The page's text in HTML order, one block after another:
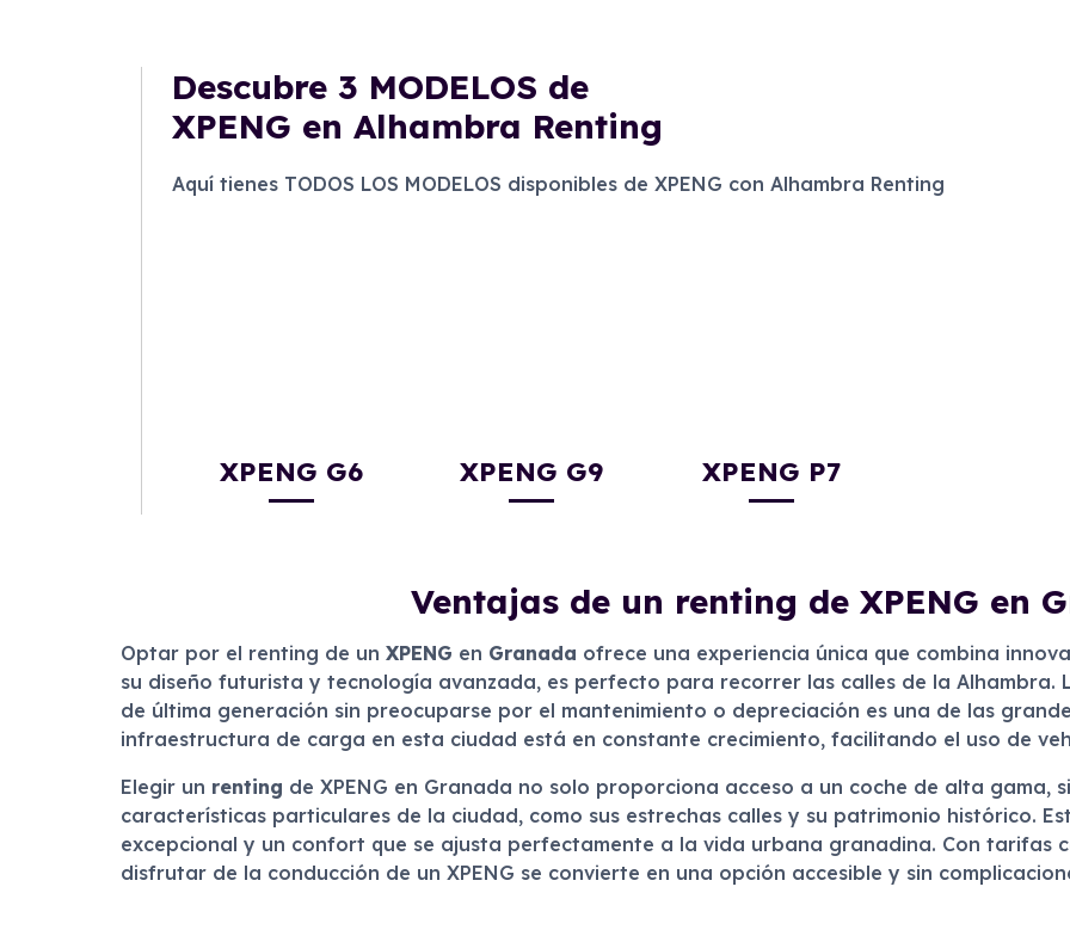
Descubre 3 MODELOS de
XPENG en Alhambra Renting
Aquí tienes TODOS LOS MODELOS disponibles de XPENG con Alhambra Renting
XPENG G6 XPENG G9 XPENG P7
Ventajas de un renting de XPENG en
Optar por el renting de un XPENG en Granada ofrece una experiencia única que combina
su diseño futurista y tecnología avanzada, es perfecto para recorrer las calles de la Alhambra.
de última generación sin preocuparse por el mantenimiento o depreciación es una de las
infraestructura de carga en esta ciudad está en constante crecimiento, facilitando el uso de
Elegir un renting de XPENG en Granada no solo proporciona acceso a un coche de alta gama,
características particulares de la ciudad, como sus estrechas calles y su patrimonio histórico.
excepcional y un confort que se ajusta perfectamente a la vida urbana granadina. Con tarifas
disfrutar de la conducción de un XPENG se convierte en una opción accesible y sin